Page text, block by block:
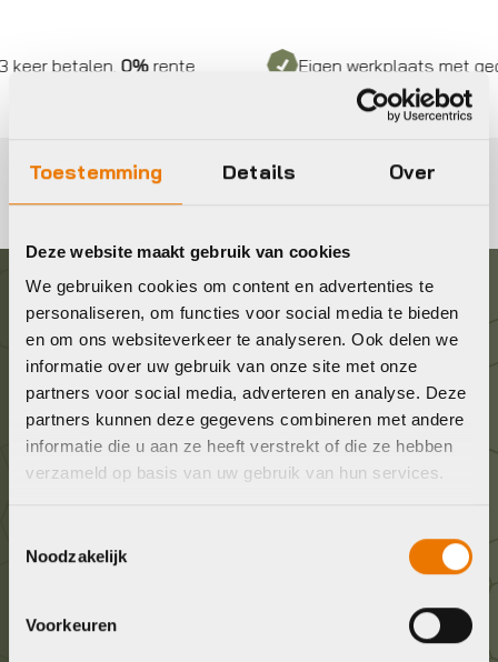
Toestemming Details Over
Deze website maakt gebruik van cookies
We gebruiken cookies om content en advertenties te
personaliseren, om functies voor social media te bieden
en om ons websiteverkeer te analyseren. Ook delen we
informatie over uw gebruik van onze site met onze
partners voor social media, adverteren en analyse. Deze
partners kunnen deze gegevens combineren met andere
informatie die u aan ze heeft verstrekt of die ze hebben
verzameld op basis van uw gebruik van hun services.
Noodzakelijk
Voorkeuren
betalen,0%rente Eigen werkplaats met
Graag in contact komen?
Wij staan voor je klaar! Neem contact op via de
onderstaande gegevens.
Stuur ons een e-mail
Geef ons een belletje